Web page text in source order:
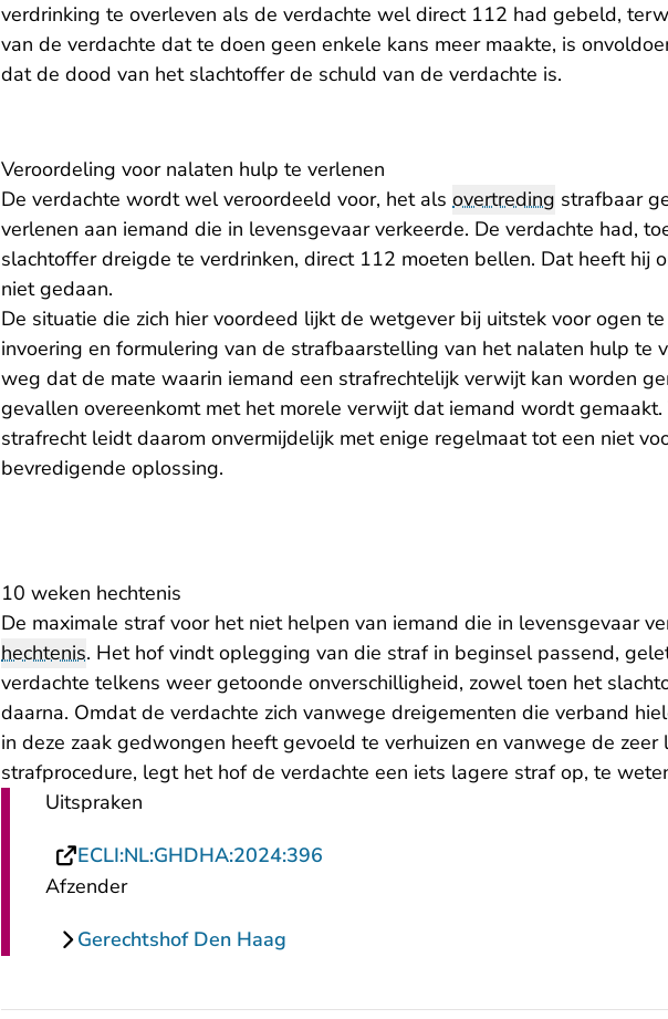
verdrinking te overleven als de verdachte wel direct 112 had gebeld,
van de verdachte dat te doen geen enkele kans meer maakte, is
dat de dood van het slachtoffer de schuld van de verdachte is.
Veroordeling voor nalaten hulp te verlenen
De verdachte wordt wel veroordeeld voor, het als overtreding strafbaar
verlenen aan iemand die in levensgevaar verkeerde. De verdachte had,
slachtoffer dreigde te verdrinken, direct 112 moeten bellen. Dat heeft hij
niet gedaan.
De situatie die zich hier voordeed lijkt de wetgever bij uitstek voor ogen
invoering en formulering van de strafbaarstelling van het nalaten hulp te
weg dat de mate waarin iemand een strafrechtelijk verwijt kan worden
gevallen overeenkomt met het morele verwijt dat iemand wordt
strafrecht leidt daarom onvermijdelijk met enige regelmaat tot een niet
bevredigende oplossing.
10 weken hechtenis
De maximale straf voor het niet helpen van iemand die in levensgevaar
hechtenis. Het hof vindt oplegging van die straf in beginsel passend,
verdachte telkens weer getoonde onverschilligheid, zowel toen het
daarna. Omdat de verdachte zich vanwege dreigementen die verband
in deze zaak gedwongen heeft gevoeld te verhuizen en vanwege de zeer
strafprocedure, legt het hof de verdachte een iets lagere straf op, te
Uitspraken
ECLI:NL:GHDHA:2024:396
Afzender
Gerechtshof Den Haag